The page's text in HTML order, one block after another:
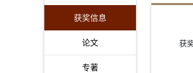
获奖信息
论文
专著
获